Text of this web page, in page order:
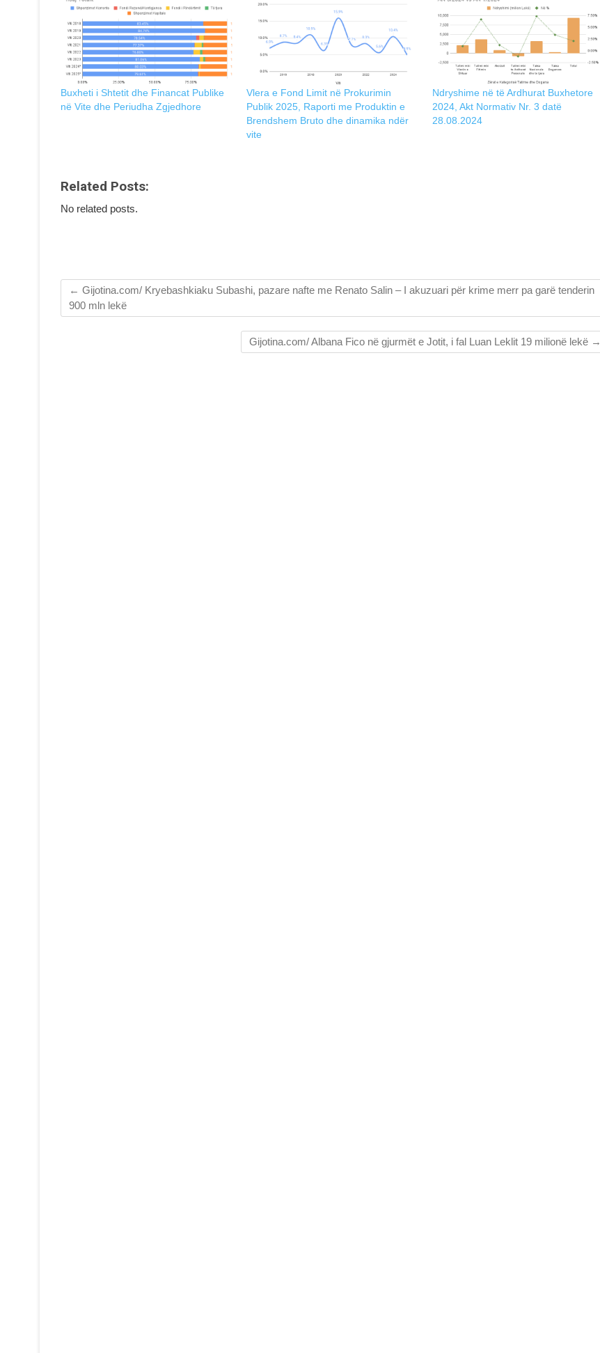
Buxheti i Shtetit dhe Financat Publike
në Vite dhe Periudha Zgjedhore
Vlera e Fond Limit në Prokurimin
Publik 2025, Raporti me Produktin e
Brendshem Bruto dhe dinamika ndër
vite
Ndryshime në të Ardhurat Buxhetore
2024, Akt Normativ Nr. 3 datë
28.08.2024
Related Posts:
No related posts.
← Gijotina.com/ Kryebashkiaku Subashi, pazare nafte me Renato Salin – I akuzuari për krime merr pa garë tenderin
900 mln lekë
Gijotina.com/ Albana Fico në gjurmët e Jotit, i fal Luan Leklit 19 milionë lekë →